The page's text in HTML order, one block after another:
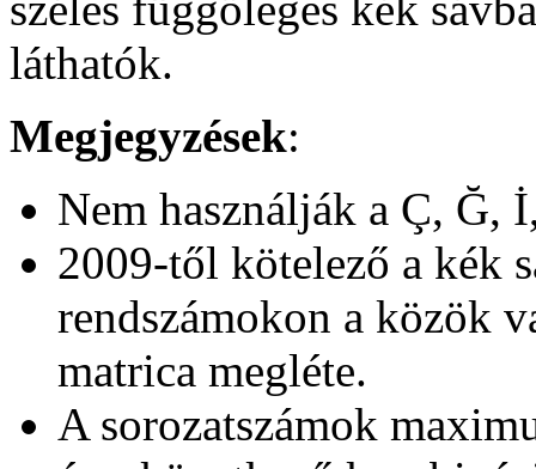
láthatók.
Megjegyzések:
Nem használják a Ç, Ğ,
2009-től kötelező a kék
rendszámokon a közök
matrica megléte.
A sorozatszámok